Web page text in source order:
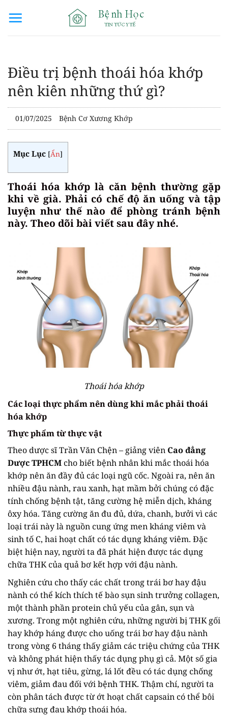
qua
Điều trị bệnh thoái hóa khớp
nên kiên những thứ gì?
01/07/2025 Bệnh Cơ Xương Khớp
Mục Lục [Ẩn]
Thoái hóa khớp là căn bệnh thường gặp
khi về già. Phải có chế độ ăn uống và tập
luyện như thế nào để phòng tránh bệnh
này. Theo dõi bài viết sau đây nhé.
Thoái hóa khớp
Các loại thực phẩm nên dùng khi mắc phải thoái
hóa khớp
Thực phẩm từ thực vật
Theo dược sĩ Trần Văn Chện – giảng viên Cao đẳng
Dược TPHCMcho biết bệnh nhân khi mắc thoái hóa
khớp nên ăn đầy đủ các loại ngũ cốc. Ngoài ra, nên ăn
nhiều đậu nành, rau xanh, hạt mầm bởi chúng có đặc
tính chống bệnh tật, tăng cường hệ miễn dịch, kháng
ôxy hóa. Tăng cường ăn đu đủ, dứa, chanh, bưởi vì các
loại trái này là nguồn cung ứng men kháng viêm và
sinh tố C, hai hoạt chất có tác dụng kháng viêm. Đặc
biệt hiện nay, người ta đã phát hiện được tác dụng
chữa THK của quả bơ kết hợp với đậu nành.
Nghiên cứu cho thấy các chất trong trái bơ hay đậu
nành có thể kích thích tế bào sụn sinh trưởng collagen,
một thành phần protein chủ yếu của gân, sụn và
xương. Trong một nghiên cứu, những người bị THK gối
hay khớp háng được cho uống trái bơ hay đậu nành
trong vòng 6 tháng thấy giảm các triệu chứng của THK
và không phát hiện thấy tác dụng phụ gì cả. Một số gia
vị như ớt, hạt tiêu, gừng, lá lốt đều có tác dụng chống
viêm, giảm đau đối với bệnh THK. Thậm chí, người ta
còn phân tách được từ ớt hoạt chất capsain có thể bôi
chữa sưng đau khớp thoái hóa.